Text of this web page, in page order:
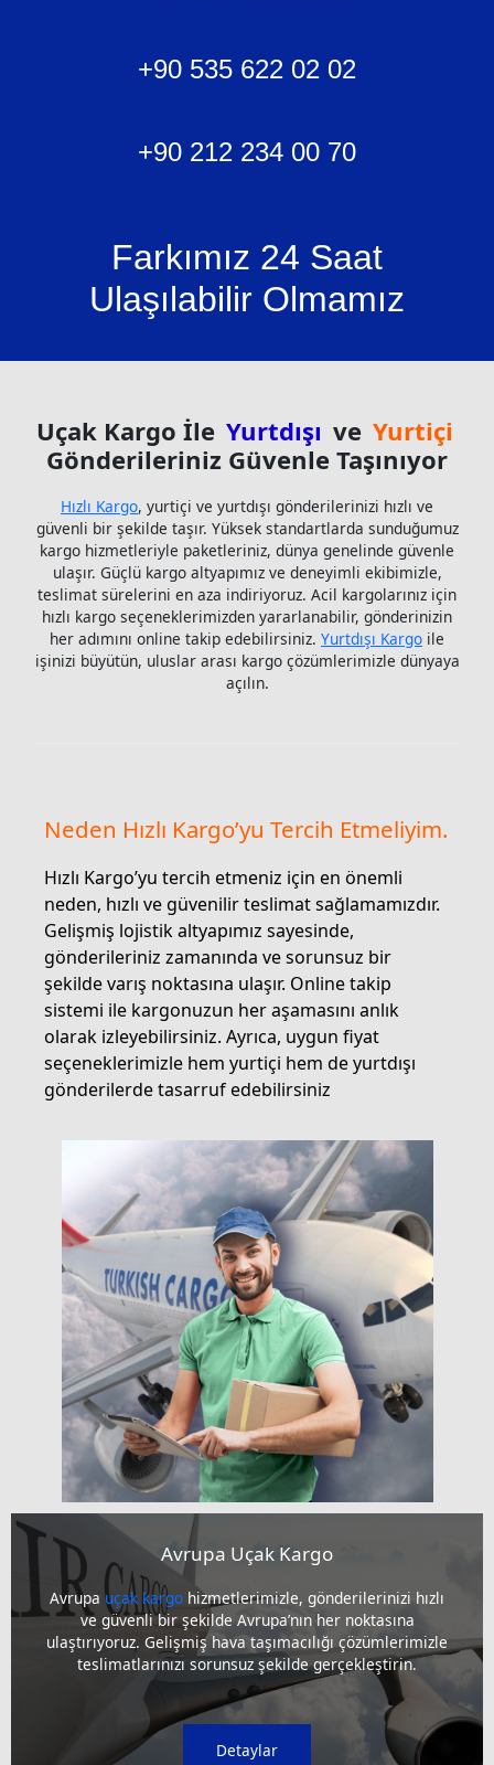
+90 535 622 02 02
+90 212 234 00 70
Farkımız 24 Saat
Ulaşılabilir Olmamız
Uçak Kargo İle Yurtdışı ve Yurtiçi
Gönderileriniz Güvenle Taşınıyor
Hızlı Kargo, yurtiçi ve yurtdışı gönderilerinizi hızlı ve
güvenli bir şekilde taşır. Yüksek standartlarda sunduğumuz
kargo hizmetleriyle paketleriniz, dünya genelinde güvenle
ulaşır. Güçlü kargo altyapımız ve deneyimli ekibimizle,
teslimat sürelerini en aza indiriyoruz. Acil kargolarınız için
hızlı kargo seçeneklerimizden yararlanabilir, gönderinizin
her adımını online takip edebilirsiniz. Yurtdışı Kargo ile
işinizi büyütün, uluslar arası kargo çözümlerimizle dünyaya
açılın.
Neden Hızlı Kargo’yu Tercih Etmeliyim.
Hızlı Kargo’yu tercih etmeniz için en önemli
neden, hızlı ve güvenilir teslimat sağlamamızdır.
Gelişmiş lojistik altyapımız sayesinde,
gönderileriniz zamanında ve sorunsuz bir
şekilde varış noktasına ulaşır. Online takip
sistemi ile kargonuzun her aşamasını anlık
olarak izleyebilirsiniz. Ayrıca, uygun fiyat
seçeneklerimizle hem yurtiçi hem de yurtdışı
gönderilerde tasarruf edebilirsiniz
Avrupa Uçak Kargo
Avrupa uçak kargo hizmetlerimizle, gönderilerinizi hızlı
ve güvenli bir şekilde Avrupa’nın her noktasına
ulaştırıyoruz. Gelişmiş hava taşımacılığı çözümlerimizle
teslimatlarınızı sorunsuz şekilde gerçekleştirin.
Detaylar